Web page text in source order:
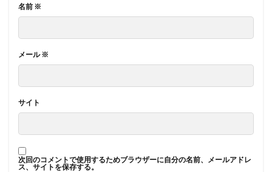
名前 ※
メール※
サイト
次回のコメントで使用するためブラウザーに自分の名前、メールアドレ
ス、サイトを保存する。